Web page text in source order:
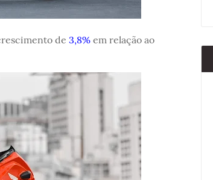
de 3,8%em relação ao